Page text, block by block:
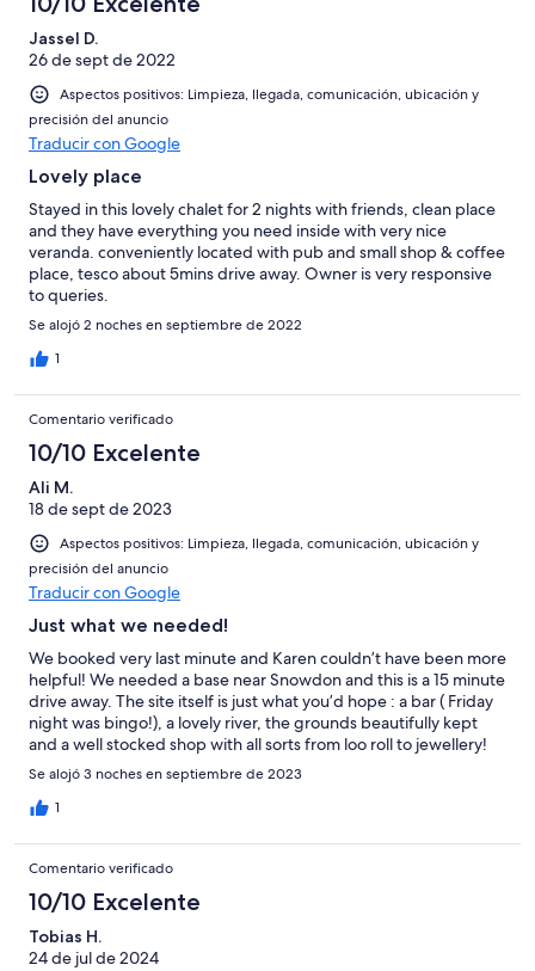
Jassel D.
26 de sept de 2022
Aspectos positivos: Limpieza, llegada, comunicación, ubicación y
precisión del anuncio
Traducir con Google
Lovely place
Stayed in this lovely chalet for 2 nights with friends, clean place
and they have everything you need inside with very nice
veranda. conveniently located with pub and small shop & coffee
place, tesco about 5mins drive away. Owner is very responsive
to queries.
Se alojó 2 noches en septiembre de 2022
1
Comentario verificado
10/10 Excelente
Ali M.
18 de sept de 2023
Aspectos positivos: Limpieza, llegada, comunicación, ubicación y
precisión del anuncio
Traducir con Google
Just what we needed!
We booked very last minute and Karen couldn’t have been more
helpful! We needed a base near Snowdon and this is a 15 minute
drive away. The site itself is just what you’d hope : a bar ( Friday
night was bingo!), a lovely river, the grounds beautifully kept
and a well stocked shop with all sorts from loo roll to jewellery!
The chalet was spotless, very well equipped and incredibly
comfortable, with lovely touches that help to create that home
from home feel. Parking was easy in September, we were
a charming town with all you need. We had a great ( but too
short) stay, thanks so much!
Se alojó 3 noches en septiembre de 2023
1
Comentario verificado
10/10 Excelente
Tobias H.
24 de jul de 2024